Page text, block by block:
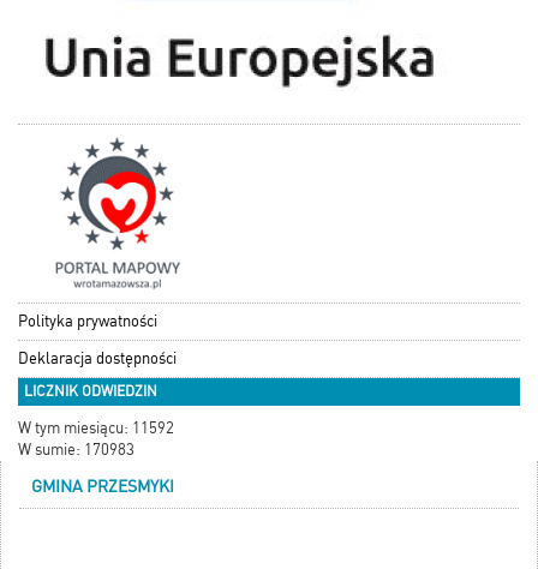
Polityka prywatności
Deklaracja dostępności
LICZNIK ODWIEDZIN
W tym miesiącu: 11592
W sumie: 170983
GMINA PRZESMYKI